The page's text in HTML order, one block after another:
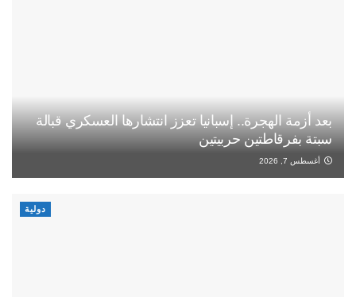
بعد أزمة الهجرة.. إسبانيا تعزز انتشارها العسكري قبالة
سبتة بفرقاطتين حربيتين
أغسطس 7, 2026
دولية